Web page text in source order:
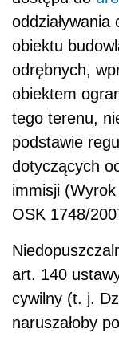
obiektu
odrębnych,
obiektem
tego terenu,
podstawie
dotyczących
immisji
OSK 1748/
art. 140
cywilny (t. j.
naruszałoby